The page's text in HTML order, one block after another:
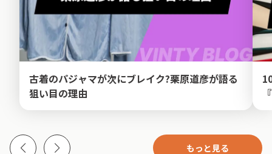
古着のパジャマが次にブレイク?栗原道彦が語る
狙い目の理由
もっと見る